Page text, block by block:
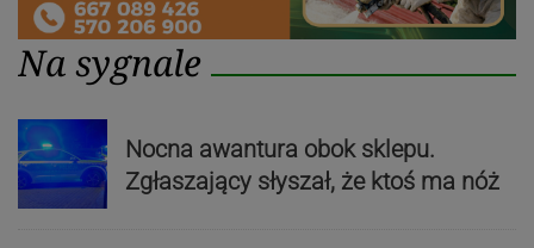
Na sygnale
Nocna awantura obok sklepu.
Zgłaszający słyszał, że ktoś ma nóż